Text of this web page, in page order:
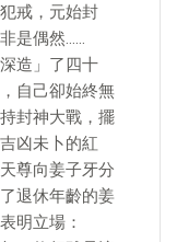
戒，元始封
是偶然……
造」了四十
自己卻始終無
封神大戰，擺
凶未卜的紅
尊向姜子牙分
退休年齡的姜
明立場：